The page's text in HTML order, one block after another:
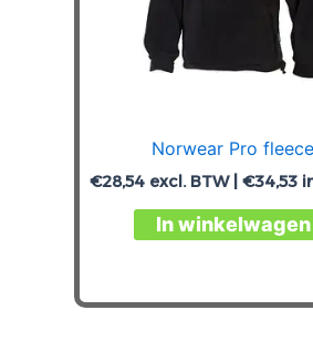
Norwear Pro fleece
€28,54excl. BTW | €34,53
In winkelwagen